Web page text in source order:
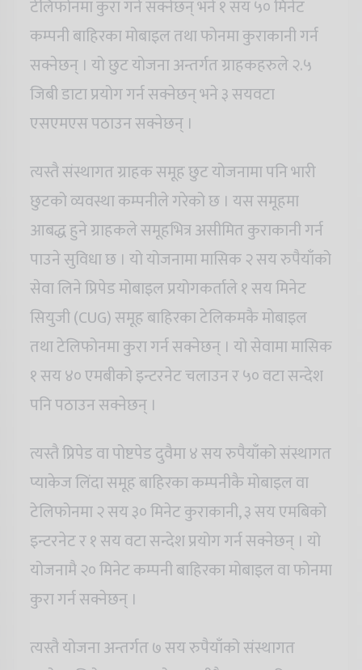
टेलिफोनमा कुरा गर्न सक्नेछन् भने १ सय ५० मिनेट
कम्पनी बाहिरका मोबाइल तथा फोनमा कुराकानी गर्न
सक्नेछन् । यो छुट योजना अन्तर्गत ग्राहकहरुले २.५
जिबी डाटा प्रयोग गर्न सक्नेछन् भने ३ सयवटा
एसएमएस पठाउन सक्नेछन् ।
त्यस्तै संस्थागत ग्राहक समूह छुट योजनामा पनि भारी
छुटको व्यवस्था कम्पनीले गरेको छ । यस समूहमा
आबद्ध हुने ग्राहकले समूहभित्र असीमित कुराकानी गर्न
पाउने सुविधा छ । यो योजनामा मासिक २ सय रुपैयाँको
सेवा लिने प्रिपेड मोबाइल प्रयोगकर्ताले १ सय मिनेट
सियुजी (CUG) समूह बाहिरका टेलिकमकै मोबाइल
तथा टेलिफोनमा कुरा गर्न सक्नेछन् । यो सेवामा मासिक
१ सय ४० एमबीको इन्टरनेट चलाउन र ५० वटा सन्देश
पनि पठाउन सक्नेछन् ।
त्यस्तै प्रिपेड वा पोष्टपेड दुवैमा ४ सय रुपैयाँको संस्थागत
प्याकेज लिंदा समूह बाहिरका कम्पनीकै मोबाइल वा
टेलिफोनमा २ सय ३० मिनेट कुराकानी, ३ सय एमबिको
इन्टरनेट र १ सय वटा सन्देश प्रयोग गर्न सक्नेछन् । यो
योजनामै २० मिनेट कम्पनी बाहिरका मोबाइल वा फोनमा
कुरा गर्न सक्नेछन् ।
त्यस्तै योजना अन्तर्गत ७ सय रुपैयाँको संस्थागत